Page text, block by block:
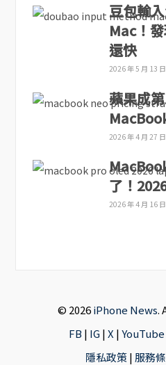
豆包輸
Mac！
還快
2026 年 5 月 13 日
蘋果成
2026 年 4 月 27 日
了！
2026 年 4 月 16 日
© 2026iPhone News.
FB | IG|X |YouTube
隱私政策| 服務